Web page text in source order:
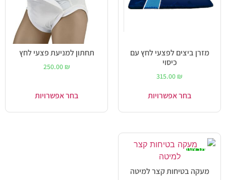
מזרן ביצים לפצעי לחץ עם
כיסוי
315.00 ₪
בחר אפשרויות
תחתון למניעת פצעי לחץ
250.00 ₪
בחר אפשרויות
מבצע!
מעקה בטיחות קצר למיטה